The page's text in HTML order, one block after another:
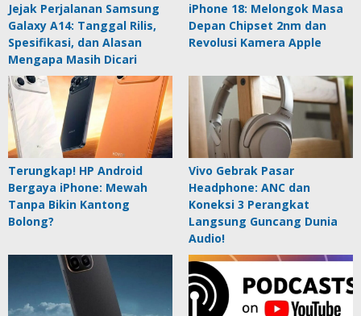
Jejak Perjalanan Samsung
Galaxy A14: Tanggal Rilis,
Spesifikasi, dan Alasan
Mengapa Masih Dicari
iPhone 18: Melongok Masa
Depan Chipset 2nm dan
Revolusi Kamera Apple
Terungkap! HP Android
Bergaya iPhone: Mewah
Tanpa Bikin Kantong
Bolong?
Vivo Gebrak Pasar
Headphone: ANC dan
Koneksi 3 Perangkat
Langsung Guncang Dunia
Audio!